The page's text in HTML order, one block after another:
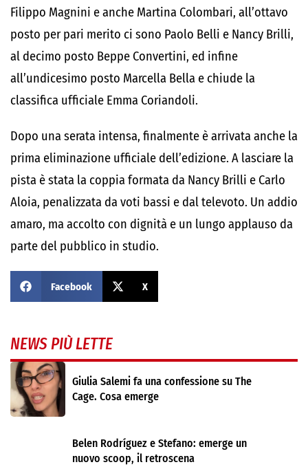
Filippo Magnini e anche Martina Colombari, all’ottavo
posto per pari merito ci sono Paolo Belli e Nancy Brilli,
al decimo posto Beppe Convertini, ed infine
all’undicesimo posto Marcella Bella e chiude la
classifica ufficiale Emma Coriandoli.
Dopo una serata intensa, finalmente è arrivata anche la
prima eliminazione ufficiale dell’edizione. A lasciare la
pista è stata la coppia formata da Nancy Brilli e Carlo
Aloia, penalizzata da voti bassi e dal televoto. Un addio
amaro, ma accolto con dignità e un lungo applauso da
parte del pubblico in studio.
Facebook X
NEWS PIÙ LETTE
Giulia Salemi fa una confessione su The
Cage. Cosa emerge
Belen Rodríguez e Stefano: emerge un
nuovo scoop, il retroscena